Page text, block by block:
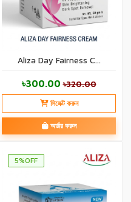
Aliza Day Fairness C...
৳300.00 ৳320.00
সিলেক্ট করুন
অর্ডার করুন
5%OFF